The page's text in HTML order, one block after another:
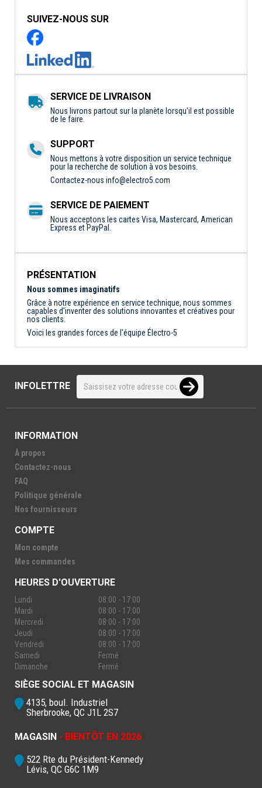
SUIVEZ-NOUS SUR
SERVICE DE LIVRAISON
Nous livrons partout sur la planète lorsqu'il est possible
de le faire.
SUPPORT
Nous mettons à votre disposition un service technique
pour la recherche de solution à vos besoins.
Contactez-nous info@electro5.com
SERVICE DE PAIEMENT
Nous acceptons les cartes Visa, Mastercard, American
Express et PayPal.
PRÉSENTATION
Nous sommes imaginatifs
Grâce à notre expérience en service technique, nous sommes
capables d'inventer des solutions innovantes et créatives pour
nos clients.
Voici les grandes forces de l'équipe Électro-5
INFOLETTRE
INFORMATION
À propos
Contactez-nous
FAQ
Politique générale
Nos fournisseurs
COMPTE
Mon compte
Mes commandes
HEURES D'OUVERTURE
Lundi
08:00 - 17:00
Mardi
08:00 - 17:00
Mercredi
08:00 - 17:00
Jeudi
08:00 - 17:00
Vendredi
08:00 - 17:00
Samedi
Fermé
Dimanche
Fermé
SIÈGE SOCIAL ET MAGASIN
4135, boul. Industriel
Sherbrooke, QC J1L 2S7
MAGASIN - BIENTÔT EN 2026
522 Rte du Président-Kennedy
Lévis, QC G6C 1M9